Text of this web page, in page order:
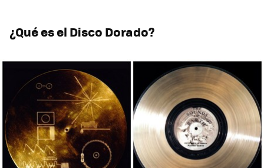
¿Qué es el Disco Dorado?